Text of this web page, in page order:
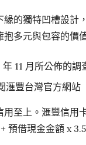
的獨特凹槽設
多元與包容的價
11 月所公佈的調
滙豐台灣官方網站
至上。滙豐信
預借現金金額 x